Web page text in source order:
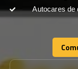
Autocares de